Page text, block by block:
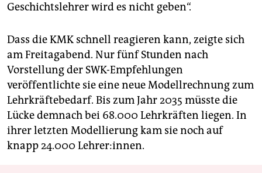
Geschichtslehrer wird es nicht geben“.
Dass die KMK schnell reagieren kann, zeigte sich
am Freitagabend. Nur fünf Stunden nach
Vorstellung der SWK-Empfehlungen
veröffentlichte sie eine neue Modellrechnung zum
Lehrkräftebedarf. Bis zum Jahr 2035 müsste die
Lücke demnach bei 68.000 Lehrkräften liegen. In
ihrer letzten Modellierung kam sie noch auf
knapp 24.000 Lehrer:innen.